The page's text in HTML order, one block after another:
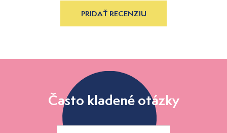
PRIDAŤ RECENZIU
Často kladené otázky